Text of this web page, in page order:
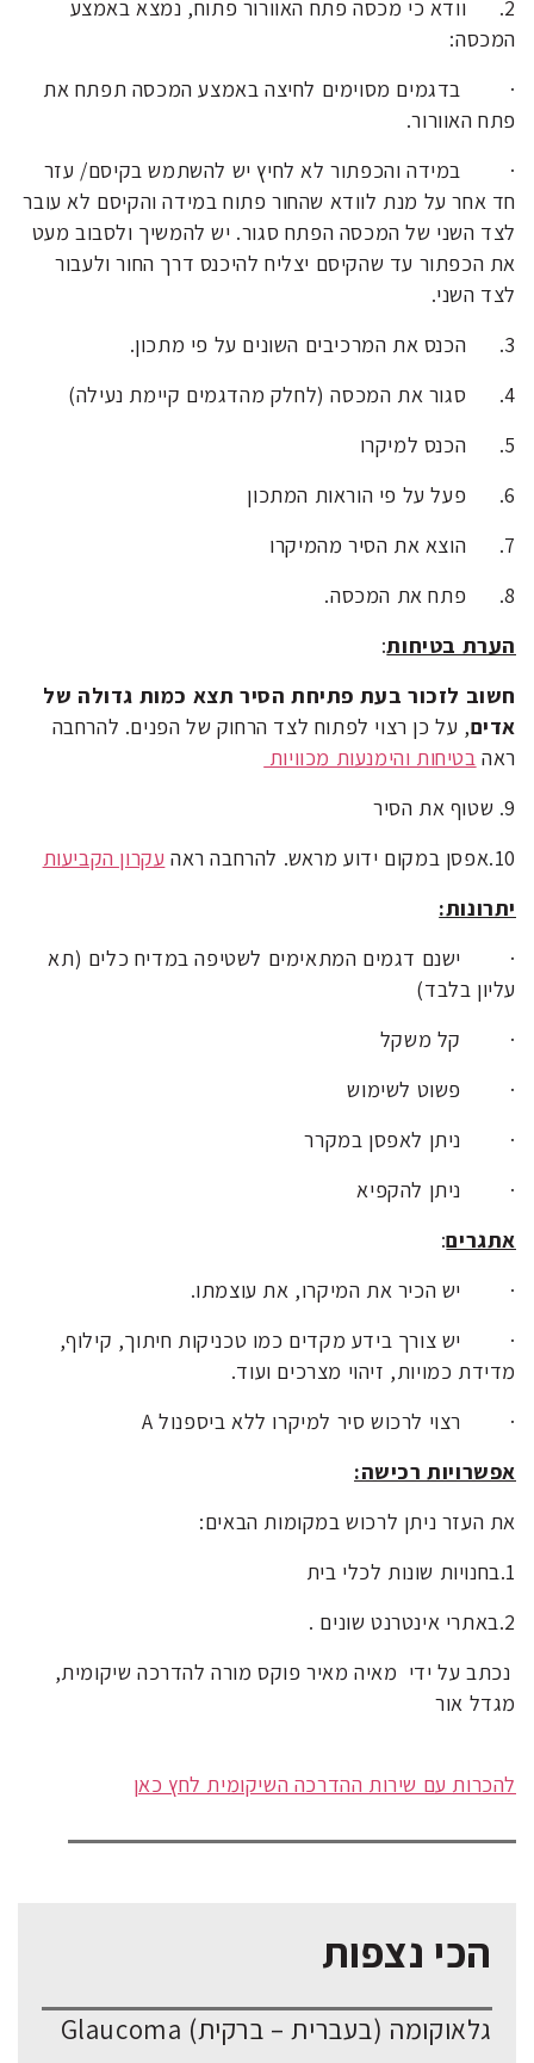
2.
וודא כי מכסה פתח האוורור פתוח, נמצא באמצע
המכסה:
· בדגמים מסוימים לחיצה באמצע המכסה תפתח את
פתח האוורור.
· במידה והכפתור לא לחיץ יש להשתמש בקיסם/ עזר
חד אחר על מנת לוודא שהחור פתוח במידה והקיסם לא עובר
לצד השני של המכסה הפתח סגור. יש להמשיך ולסבוב מעט
את הכפתור עד שהקיסם יצליח להיכנס דרך החור ולעבור
לצד השני.
3.
הכנס את המרכיבים השונים על פי מתכון.
4.
סגור את המכסה (לחלק מהדגמים קיימת נעילה)
5.
הכנס למיקרו
6.
פעל על פי הוראות המתכון
7.
הוצא את הסיר מהמיקרו
8.
פתח את המכסה.
הערת בטיחות:
חשוב לזכור בעת פתיחת הסיר תצא כמות גדולה של
אדים, על כן רצוי לפתוח לצד הרחוק של הפנים. להרחבה
ראה בטיחות והימנעות מכוויות
9. שטוף את הסיר
10.אפסן במקום ידוע מראש. להרחבה ראה
עקרון הקביעות
יתרונות:
· ישנם דגמים המתאימים לשטיפה במדיח כלים (תא
עליון בלבד)
· קל משקל
· פשוט לשימוש
· ניתן לאפסן במקרר
· ניתן להקפיא
אתגרים:
· יש הכיר את המיקרו, את עוצמתו.
· יש צורך בידע מקדים כמו טכניקות חיתוך, קילוף,
מדידת כמויות, זיהוי מצרכים ועוד.
· רצוי לרכוש סיר למיקרו ללא ביספנול A
אפשרויות רכישה:
את העזר ניתן לרכוש במקומות הבאים:
1.בחנויות שונות לכלי בית
2.באתרי אינטרנט שונים .
נכתב על ידי מאיה מאיר פוקס מורה להדרכה שיקומית,
מגדל אור
להכרות עם שירות ההדרכה השיקומית לחץ כאן
הכי נצפות
גלאוקומה (בעברית – ברקית) Glaucoma